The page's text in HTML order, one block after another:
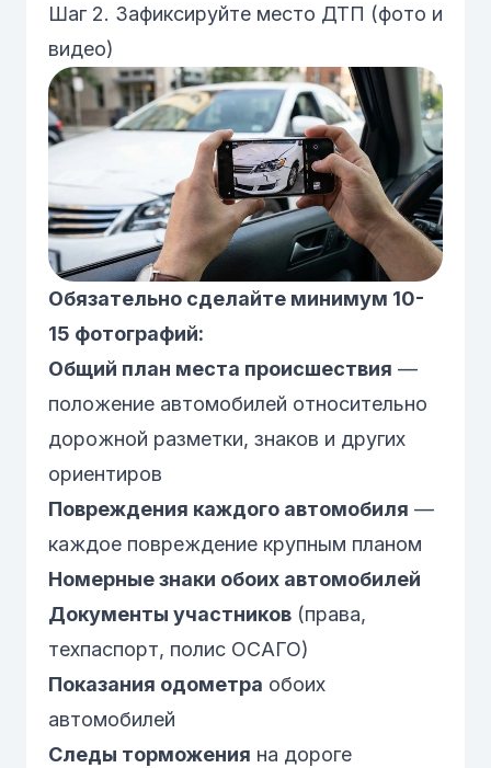
Шаг 2. Зафиксируйте место ДТП (фото и
видео)
Обязательно сделайте минимум 10-
15 фотографий:
Общий план места происшествия —
положение автомобилей относительно
дорожной разметки, знаков и других
ориентиров
Повреждения каждого автомобиля —
каждое повреждение крупным планом
Номерные знаки обоих автомобилей
Документы участников (права,
техпаспорт, полис ОСАГО)
Показания одометра обоих
автомобилей
Следы торможения на дороге